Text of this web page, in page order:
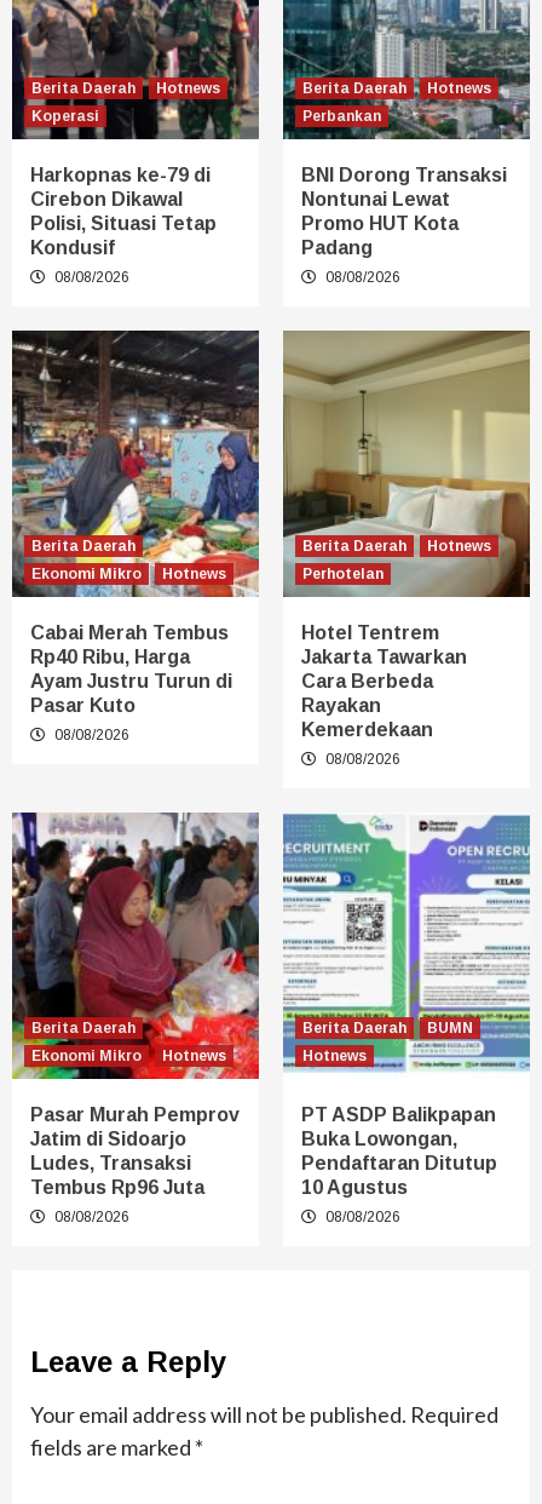
Berita Daerah
Hotnews
Koperasi
Harkopnas ke-79 di
Cirebon Dikawal
Polisi, Situasi Tetap
Kondusif
08/08/2026
Berita Daerah
Hotnews
Perbankan
BNI Dorong Transaksi
Nontunai Lewat
Promo HUT Kota
Padang
08/08/2026
Berita Daerah
Ekonomi Mikro
Hotnews
Cabai Merah Tembus
Rp40 Ribu, Harga
Ayam Justru Turun di
Pasar Kuto
08/08/2026
Berita Daerah
Hotnews
Perhotelan
Hotel Tentrem
Jakarta Tawarkan
Cara Berbeda
Rayakan
Kemerdekaan
08/08/2026
Berita Daerah
Ekonomi Mikro
Hotnews
Pasar Murah Pemprov
Jatim di Sidoarjo
Ludes, Transaksi
Tembus Rp96 Juta
08/08/2026
Berita Daerah
BUMN
Hotnews
PT ASDP Balikpapan
Buka Lowongan,
Pendaftaran Ditutup
10 Agustus
08/08/2026
Leave a Reply
Your email address will not be published. Required
fields are marked *